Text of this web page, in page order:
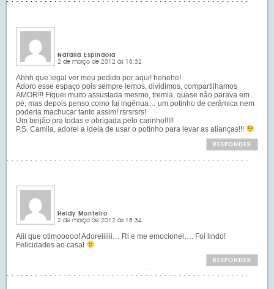
Natalia Espindola
2 de março de 2012 às 18:32
Ahhh que legal ver meu pedido por aqui! hehehe!
Adoro esse espaço pois sempre lemos, dividimos, compartilhamos
AMOR!!! Fiquei muito assustada mesmo, tremia, quase não parava em
pé, mas depois penso como fui ingênua… um potinho de cerâmica nem
poderia machucar tanto assim! rsrsrsrs!
Um beijão pra todas e obrigada pelo carinho!!!!!
P.S. Camila, adorei a ideia de usar o potinho para levar as alianças!!!
RESPONDER
Heidy Monteiro
2 de março de 2012 às 18:34
Aiii que otimooooo! Adoreiiiiii… Ri e me emocionei…. Foi lindo!
Felicidades ao casal
RESPONDER